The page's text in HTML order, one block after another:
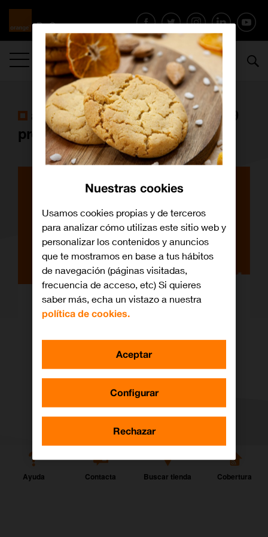
MENÚ
artículos con la etiquetadelfín 39
pro
Archivo
Orange mejora y simplifica su oferta
tarifaria con el lanzamiento de los
Ayuda Contacta Buscar tienda Cobertura
Nuestras cookies
Usamos cookies propias y de terceros
para analizar cómo utilizas este sitio web y
personalizar los contenidos y anuncios
que te mostramos en base a tus hábitos
de navegación (páginas visitadas,
frecuencia de acceso, etc) Si quieres
saber más, echa un vistazo a nuestra
política de cookies.
Configurar
Rechazar
Aceptar